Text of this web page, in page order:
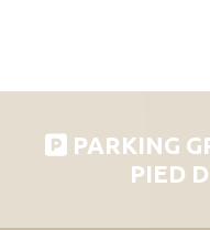
PARKING
PIED